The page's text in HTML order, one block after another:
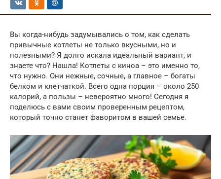
Вы когда-нибудь задумывались о том, как сделать
привычные котлеты не только вкусными, но и
полезными? Я долго искала идеальный вариант, и
знаете что? Нашла! Котлеты с киноа – это именно то,
что нужно. Они нежные, сочные, а главное – богаты
белком и клетчаткой. Всего одна порция – около 250
калорий, а пользы – невероятно много! Сегодня я
поделюсь с вами своим проверенным рецептом,
который точно станет фаворитом в вашей семье.